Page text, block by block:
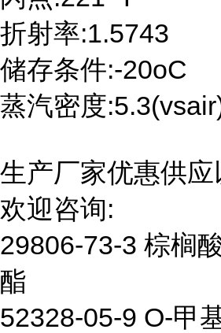
折射率:1.5743
储存条件:-20oC
蒸汽密度
生产厂家优惠供应
欢迎咨询:
29806-73-3 棕榈
酯
52328-05-9 O-甲